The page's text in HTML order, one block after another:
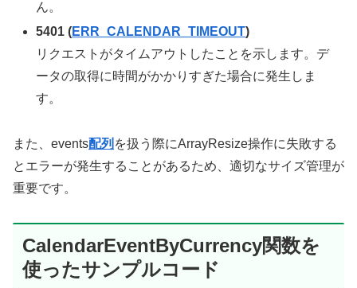
ん。
5401 (ERR_CALENDAR_TIMEOUT)
リクエストがタイムアウトしたことを示します。デ
ータの取得に時間がかかりすぎた場合に発生しま
す。
また、events配列 を扱う際にArrayResize操作に失敗する
とエラーが発生することがあるため、適切なサイズ管理が
重要です。
CalendarEventByCurrency関数を
使ったサンプルコード